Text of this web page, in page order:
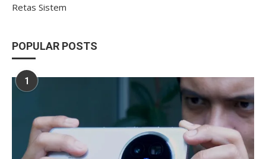
Retas Sistem
POPULAR POSTS
1